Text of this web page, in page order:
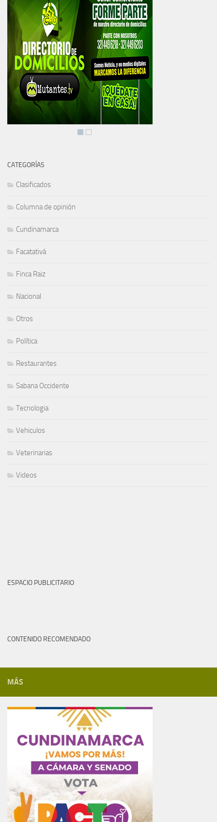
CATEGORÍAS
Clasificados
Columna de opinión
Cundinamarca
Facatativá
Finca Raiz
Nacional
Otros
Política
Restaurantes
Sabana Occidente
Tecnologia
Vehiculos
Veterinarias
Videos
ESPACIO PUBLICITARIO
CONTENIDO RECOMENDADO
MÁS